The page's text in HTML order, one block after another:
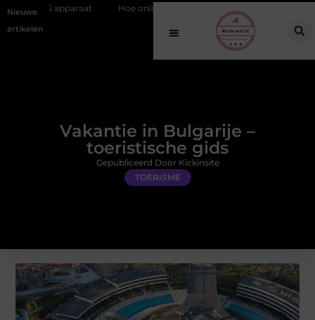
Nieuwe
artikelen
Hoe online vindbaarheid verandert in 2026
Vakantie in Bulgarije –
toeristische gids
TOERISME
Gepubliceerd Door Kickinsite